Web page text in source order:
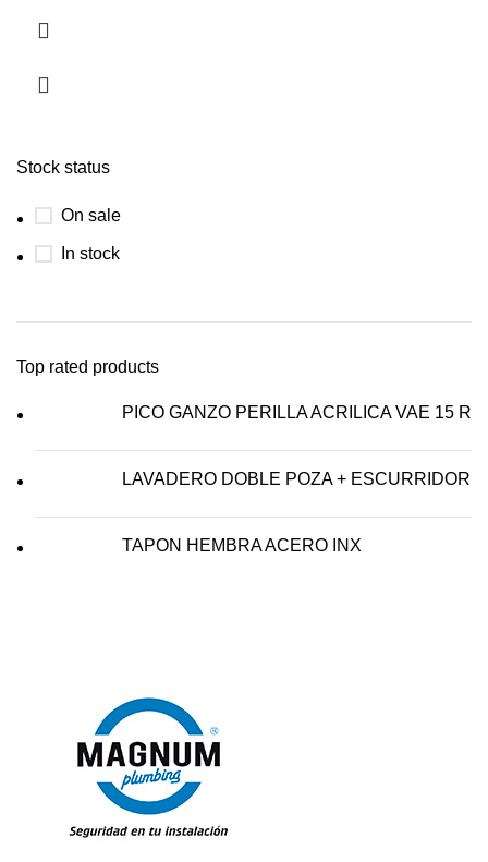
Stock status
On sale
In stock
Top rated products
PICO GANZO PERILLA ACRILICA VAE 15 R
LAVADERO DOBLE POZA + ESCURRIDOR
TAPON HEMBRA ACERO INX